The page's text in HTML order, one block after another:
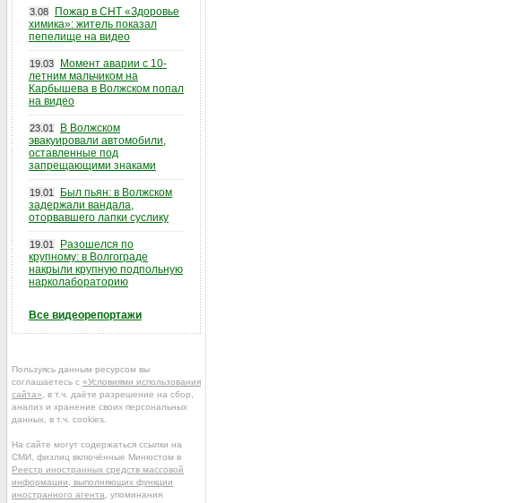
3.08
Пожар в СНТ «Здоровье
химика»: житель показал
пепелище на видео
19.03
Момент аварии с 10-
летним мальчиком на
Карбышева в Волжском попал
на видео
23.01
В Волжском
эвакуировали автомобили,
оставленные под
запрещающими знаками
19.01
Был пьян: в Волжском
задержали вандала,
оторвавшего лапки суслику
19.01
Разошелся по
крупному: в Волгограде
накрыли крупную подпольную
нарколабораторию
Все видеорепортажи
Пользуясь данным ресурсом вы
соглашаетесь с «Условиями использования
сайта» , в т.ч. даёте разрешение на сбор,
анализ и хранение своих персональных
данных, в т.ч. cookies.
На сайте могут содержаться ссылки на
СМИ, физлиц включённые Минюстом в
Реестр иностранных средств массовой
информации, выполняющих функции
иностранного агента , упоминания